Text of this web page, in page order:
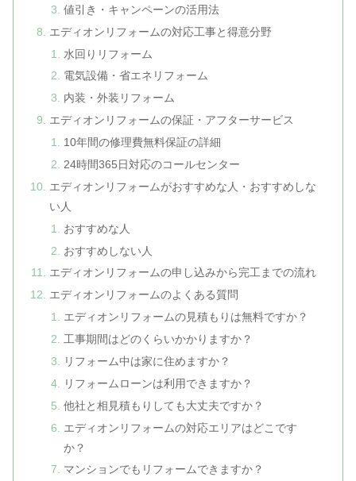
値引き・キャンペーンの活用法
エディオンリフォームの対応工事と得意分野
水回りリフォーム
電気設備・省エネリフォーム
内装・外装リフォーム
エディオンリフォームの保証・アフターサービス
10年間の修理費無料保証の詳細
24時間365日対応のコールセンター
エディオンリフォームがおすすめな人・おすすめしな
い人
おすすめな人
おすすめしない人
エディオンリフォームの申し込みから完工までの流れ
エディオンリフォームのよくある質問
エディオンリフォームの見積もりは無料ですか？
工事期間はどのくらいかかりますか？
リフォーム中は家に住めますか？
リフォームローンは利用できますか？
他社と相見積もりしても大丈夫ですか？
エディオンリフォームの対応エリアはどこです
か？
マンションでもリフォームできますか？